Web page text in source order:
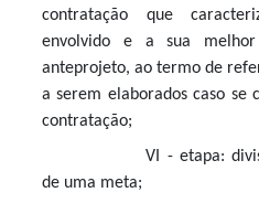
contratação que
envolvido e a sua
anteprojeto, ao termo de
a serem elaborados caso se
contratação;
VI - etapa:
de uma meta;